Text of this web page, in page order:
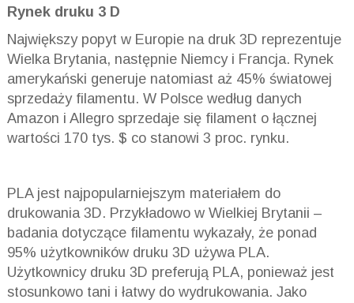
Rynek druku 3 D
Największy popyt w Europie na druk 3D reprezentuje
Wielka Brytania, następnie Niemcy i Francja. Rynek
amerykański generuje natomiast aż 45% światowej
sprzedaży filamentu. W Polsce według danych
Amazon i Allegro sprzedaje się filament o łącznej
wartości 170 tys. $ co stanowi 3 proc. rynku.
PLA jest najpopularniejszym materiałem do
drukowania 3D. Przykładowo w Wielkiej Brytanii –
badania dotyczące filamentu wykazały, że ponad
95% użytkowników druku 3D używa PLA.
Użytkownicy druku 3D preferują PLA, ponieważ jest
stosunkowo tani i łatwy do wydrukowania. Jako